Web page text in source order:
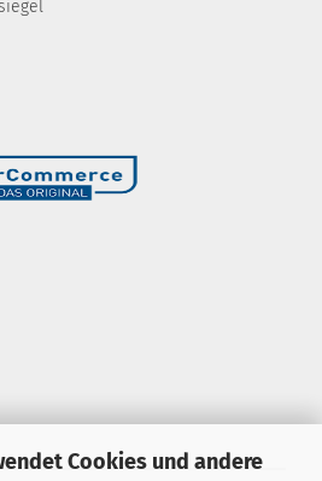
Cookies und andere